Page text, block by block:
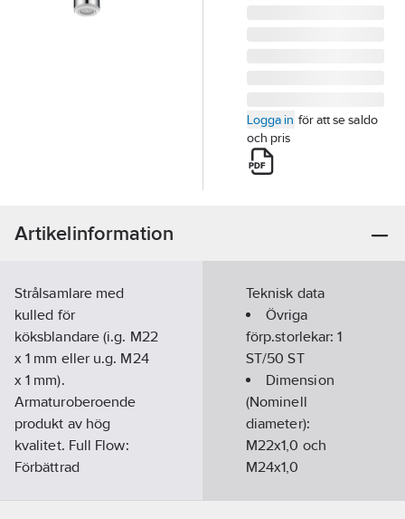
Logga in för att se saldo
och pris
Artikelinformation
Strålsamlare med
kulled för
köksblandare (i.g. M22
x 1 mm eller u.g. M24
x 1 mm).
Armaturoberoende
produkt av hög
kvalitet. Full Flow:
Förbättrad
Teknisk data
Övriga
förp.storlekar:1
ST/50 ST
Dimension
(Nominell
diameter):
M22x1,0 och
M24x1,0